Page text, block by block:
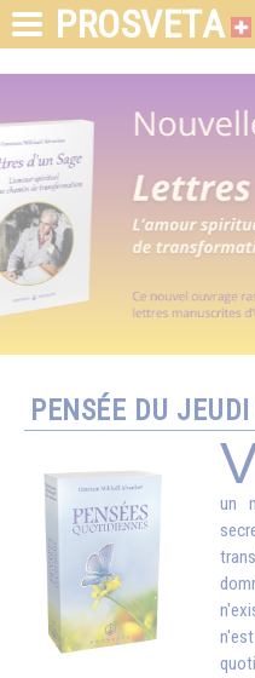
PROSVETA
PENSÉE DU
un